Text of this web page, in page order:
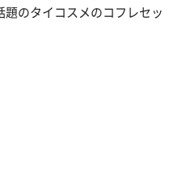
のタイコスメのコフレセッ